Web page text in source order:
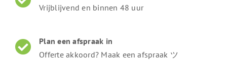
Vrijblijvend en binnen 48 uur
Plan een afspraak in
Offerte akkoord? Maak een afspraak ツ